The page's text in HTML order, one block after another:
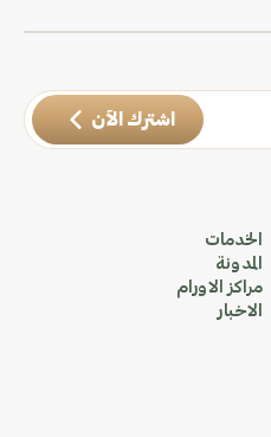
اشترك الآن
الخدمات
المدونة
مراكز الاورام
الاخبار